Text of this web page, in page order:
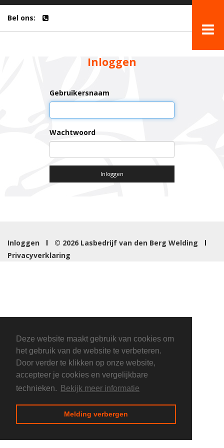
Deze website maakt gebruik van cookies om
het gebruik van de website te verbeteren.
Door verder te klikken op onze website,
accepteer je cookies en vergelijkbare
technieken.
Bekijk meer informatie
Melding verbergen
Bel ons:
Inloggen
Gebruikersnaam
Wachtwoord
Inloggen
Inloggen
© 2026 Lasbedrijf van den Berg Welding
Privacyverklaring